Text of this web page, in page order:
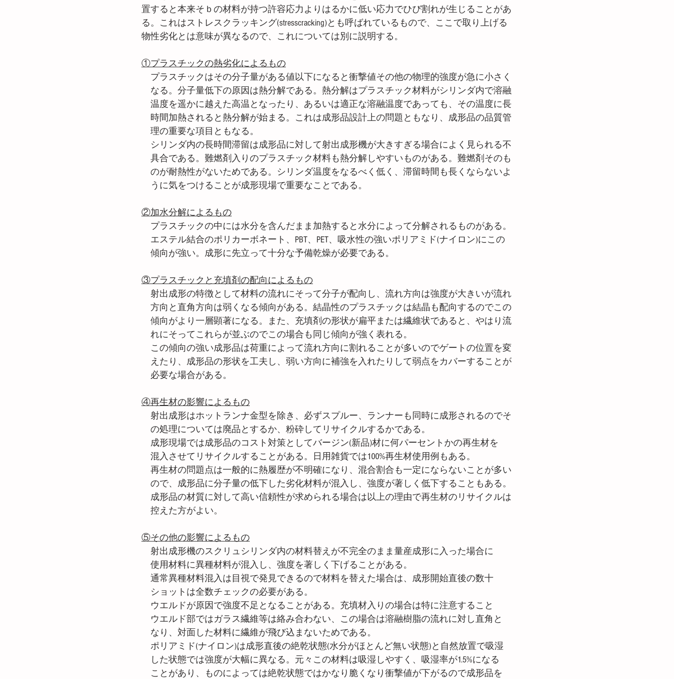
置すると本来そｂの材料が持つ許容応力よりはるかに低い応力でひび割れが生じることがあ
る。これはストレスクラッキング(stresscracking)とも呼ばれているもので、ここで取り上げる
物性劣化とは意味が異なるので、これについては別に説明する。
①プラスチックの熱劣化によるもの
プラスチックはその分子量がある値以下になると衝撃値その他の物理的強度が急に小さく
なる。分子量低下の原因は熱分解である。熱分解はプラスチック材料がシリンダ内で溶融
温度を遥かに越えた高温となったり、あるいは適正な溶融温度であっても、その温度に長
時間加熱されると熱分解が始まる。これは成形品設計上の問題ともなり、成形品の品質管
理の重要な項目ともなる。
シリンダ内の長時間滞留は成形品に対して射出成形機が大きすぎる場合によく見られる不
具合である。難燃剤入りのプラスチック材料も熱分解しやすいものがある。難燃剤そのも
のが耐熱性がないためである。シリンダ温度をなるべく低く、滞留時間も長くならないよ
うに気をつけることが成形現場で重要なことである。
②加水分解によるもの
プラスチックの中には水分を含んだまま加熱すると水分によって分解されるものがある。
エステル結合のポリカーボネート、PBT、PET、吸水性の強いポリアミド(ナイロン)にこの
傾向が強い。成形に先立って十分な予備乾燥が必要である。
③プラスチックと充填剤の配向によるもの
射出成形の特徴として材料の流れにそって分子が配向し、流れ方向は強度が大きいが流れ
方向と直角方向は弱くなる傾向がある。結晶性のプラスチックは結晶も配向するのでこの
傾向がより一層顕著になる。また、充填剤の形状が扁平または繊維状であると、やはり流
れにそってこれらが並ぶのでこの場合も同じ傾向が強く表れる。
この傾向の強い成形品は荷重によって流れ方向に割れることが多いのでゲートの位置を変
えたり、成形品の形状を工夫し、弱い方向に補強を入れたりして弱点をカバーすることが
必要な場合がある。
④再生材の影響によるもの
射出成形はホットランナ金型を除き、必ずスプルー、ランナーも同時に成形されるのでそ
の処理については廃品とするか、粉砕してリサイクルするかである。
成形現場では成形品のコスト対策としてバージン(新品)材に何パーセントかの再生材を
混入させてリサイクルすることがある。日用雑貨では100%再生材使用例もある。
再生材の問題点は一般的に熱履歴が不明確になり、混合割合も一定にならないことが多い
ので、成形品に分子量の低下した劣化材料が混入し、強度が著しく低下することもある。
成形品の材質に対して高い信頼性が求められる場合は以上の理由で再生材のリサイクルは
控えた方がよい。
⑤その他の影響によるもの
射出成形機のスクリュシリンダ内の材料替えが不完全のまま量産成形に入った場合に
使用材料に異種材料が混入し、強度を著しく下げることがある。
通常異種材料混入は目視で発見できるので材料を替えた場合は、成形開始直後の数十
ショットは全数チェックの必要がある。
ウエルドが原因で強度不足となることがある。充填材入りの場合は特に注意すること
ウエルド部ではガラス繊維等は絡み合わない、この場合は溶融樹脂の流れに対し直角と
なり、対面した材料に繊維が飛び込まないためである。
ポリアミド(ナイロン)は成形直後の絶乾状態(水分がほとんど無い状態)と自然放置で吸湿
した状態では強度が大幅に異なる。元々この材料は吸湿しやすく、吸湿率が1.5%になる
ことがあり、ものによっては絶乾状態ではかなり脆くなり衝撃値が下がるので成形品を